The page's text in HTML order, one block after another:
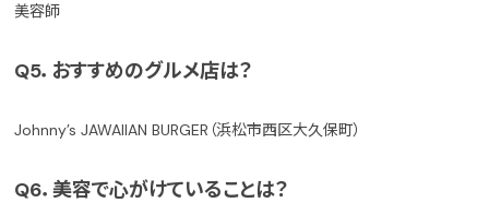
美容師
Q5．おすすめのグルメ店は？
Johnny’s JAWAIIAN BURGER（浜松市西区大久保町）
Q6．美容で心がけていることは？